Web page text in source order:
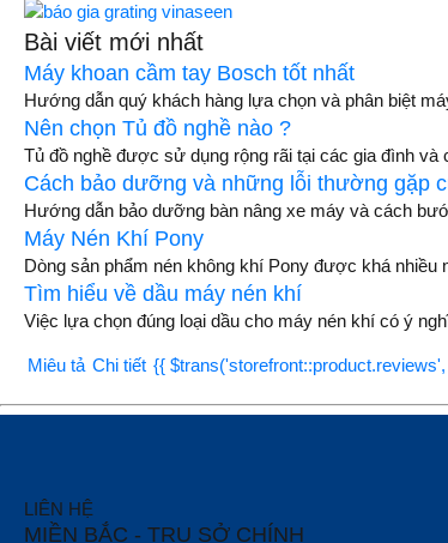
Bài viết mới nhất
Máy khoan cầm tay Bosch tốt nhất
Hướng dẫn quý khách hàng lựa chọn và phân biệt
Nên chọn Tủ đồ nghề nào ?
Tủ đồ nghề được sử dụng rộng rãi tại các gia đình
Cách bảo dưỡng và những lỗi thường gặp
Hướng dẫn bảo dưỡng bàn nâng xe máy và cách
Máy Nén Khí Pony
Dòng sản phẩm nén không khí Pony được khá
Tìm hiểu về dầu máy nén khí
Việc lựa chọn đúng loại dầu cho máy nén khí có ý
Miêu tả Chi tiết {{
LIÊN HỆ
MIỀN BẮC - TRỤ SỞ CHÍNH